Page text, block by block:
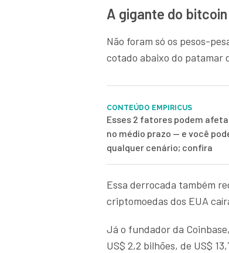
A gigante do
Não foram só os pesos-
cotado abaixo do patamar
CONTEÚDO EMPIRICUS
Esses 2 fatores podem
no médio prazo — e você
qualquer cenário; confira
Essa derrocada também
criptomoedas dos EUA
Já o fundador da
US$ 2,2 bilhões, de US$